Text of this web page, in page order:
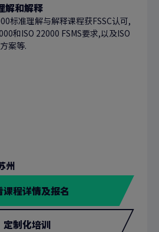
解和解释
标准理解与解释课程获FSSC认可,
和ISO 22000 FSMS要求,以及ISO
案等.
州
课程详情及报名
定制化培训